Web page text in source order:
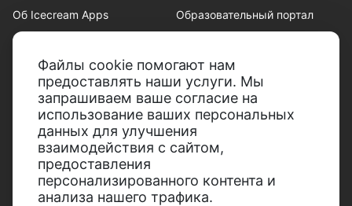
Файлы cookie помогают нам
предоставлять наши услуги. Мы
запрашиваем ваше согласие на
использование ваших персональных
данных для улучшения
взаимодействия с сайтом,
предоставления
персонализированного контента и
анализа нашего трафика.
Об Icecream Apps
Пресс-центр
Наши авторы
Партнерство
Образовательный портал
Условия пользования
Политика возврата
Политика
конфиденциальности